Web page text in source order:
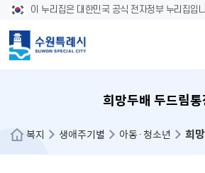
이 누리집은 대한민국 공식 전자정부 누리집입
희망두배 두드림
복지 생애주기별 아동·청소년 희